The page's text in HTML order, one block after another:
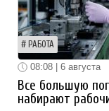
РАБОТА
08:08 | 6 августа
Все большую
набирают